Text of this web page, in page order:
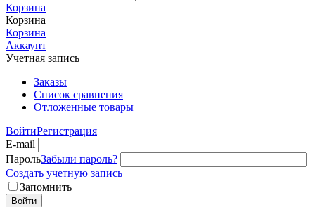
Корзина
Корзина
Корзина
Аккаунт
Учетная запись
Заказы
Список сравнения
Отложенные товары
ВойтиРегистрация
E-mail
ПарольЗабыли пароль?
Создать учетную запись
Запомнить
Войти